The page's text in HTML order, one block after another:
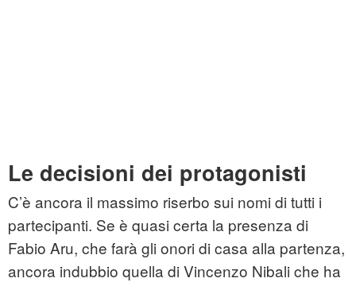
Le decisioni dei protagonisti
C’è ancora il massimo riserbo sui nomi di tutti i
partecipanti. Se è quasi certa la presenza di
Fabio Aru, che farà gli onori di casa alla partenza,
ancora indubbio quella di Vincenzo Nibali che ha